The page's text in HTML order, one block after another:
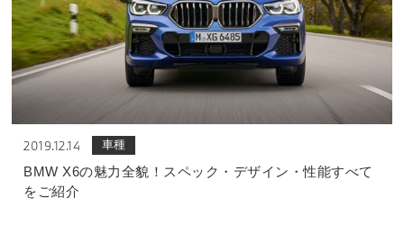
2019.12.14 車種
BMW X6の魅力全貌！スペック・デザイン・性能すべて
をご紹介